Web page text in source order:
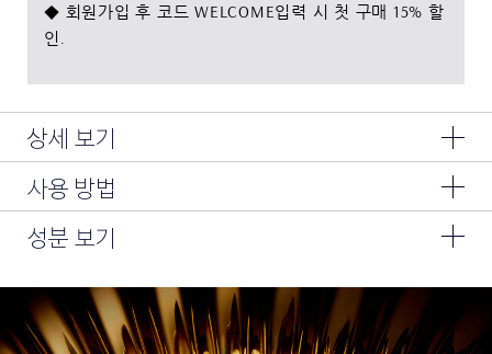
◆ 회원가입 후 코드 WELCOME입력 시 첫 구매 15% 할
인.
상세 보기
3가지 눈가 동안 포인트의 시간을 리셋하다
눈가 주름 개선 -25%2, 눈 밑 꺼짐 탄력 개선 +29%1, 눈꺼풀 리
프팅 +12%2
#7일리셋아이크림
#눈밑탄탄아이크림
사용 방법
아침·저녁으로 크림을 사용하신 후 눈 밑, 눈가, 눈썹 뼈 밑 세 군
다.
성분 보기
다이헵타노에이트,다이카프릴릴카보네이트,부틸렌글라이콜,글리
세릴스테아레이트,피이지-8,프로판다이올,피이지-100스테아레
이트,세틸리시놀레이트,메틸트라이메티콘,마이크로크리스탈린왁